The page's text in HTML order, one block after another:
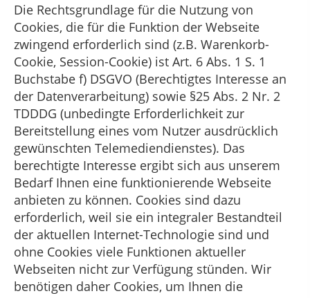
Die Rechtsgrundlage für die Nutzung von
Cookies, die für die Funktion der Webseite
zwingend erforderlich sind (z.B. Warenkorb-
Cookie, Session-Cookie) ist Art. 6 Abs. 1 S. 1
Buchstabe f) DSGVO (Berechtigtes Interesse an
der Datenverarbeitung) sowie §25 Abs. 2 Nr. 2
TDDDG (unbedingte Erforderlichkeit zur
Bereitstellung eines vom Nutzer ausdrücklich
gewünschten Telemediendienstes). Das
berechtigte Interesse ergibt sich aus unserem
Bedarf Ihnen eine funktionierende Webseite
anbieten zu können. Cookies sind dazu
erforderlich, weil sie ein integraler Bestandteil
der aktuellen Internet-Technologie sind und
ohne Cookies viele Funktionen aktueller
Webseiten nicht zur Verfügung stünden. Wir
benötigen daher Cookies, um Ihnen die